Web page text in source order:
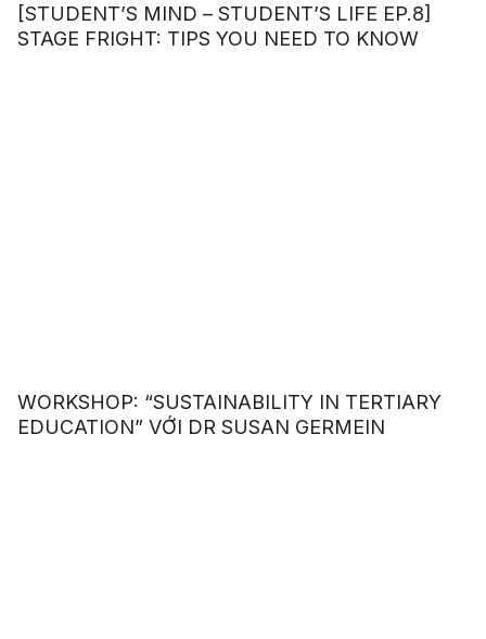
[STUDENT’S MIND – STUDENT’S LIFE EP.8]
STAGE FRIGHT: TIPS YOU NEED TO KNOW
WORKSHOP: “SUSTAINABILITY IN TERTIARY
EDUCATION” VỚI DR SUSAN GERMEIN